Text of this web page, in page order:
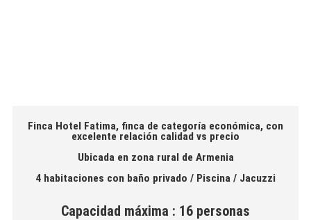
Finca Hotel Fatima, finca de categoría económica, con
excelente relación calidad vs precio
Ubicada en zona rural de Armenia
4 habitaciones con baño privado / Piscina / Jacuzzi
Capacidad máxima : 16 personas